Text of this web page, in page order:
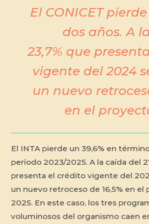
El CONICET
dos años. A
23,7% que
vigente del 2024
un nuevo
en el
El INTA pierde un 39,6% en
período 2023/2025. A la caída del
presenta el crédito vigente del
un nuevo retroceso de 16,5% en el
2025. En este caso, los tres
voluminosos del organismo caen